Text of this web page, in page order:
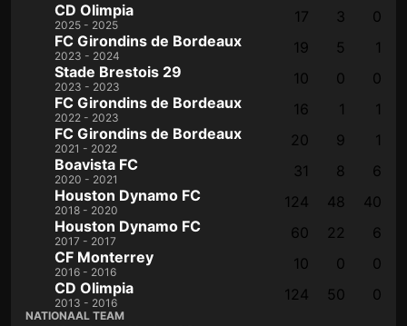
CD Olimpia
2025 - 2025 17 3
0
FC Girondins de Bordeaux
2023 - 2024 19 5
1
Stade Brestois 29
2023 - 2023 10 0
0
FC Girondins de Bordeaux
2022 - 2023 16 1
1
FC Girondins de Bordeaux
2021 - 2022 20 9
1
Boavista FC
2020 - 2021 31 8
6
Houston Dynamo FC
2018 - 2020 124 48
40
Houston Dynamo FC
2017 - 2017 60 22
6
CF Monterrey
2016 - 2016 10 0
0
CD Olimpia
2013 - 2016 124 50 0
NATIONAAL TEAM